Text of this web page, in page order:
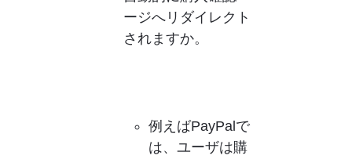
ージへリダイレクト
されますか。
例えばPayPalで
は、ユーザは購